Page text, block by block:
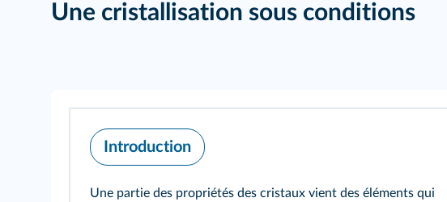
Une cristallisation sous conditions
Introduction
Une partie des propriétés des cristaux vient des éléments qui